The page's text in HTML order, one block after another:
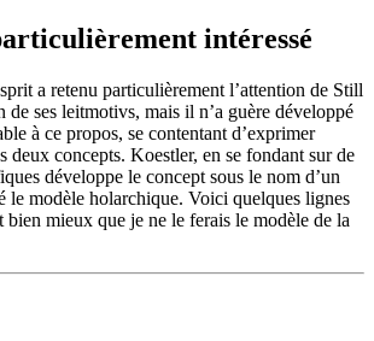
intéressé
a retenu particulièrement l’attention de Still
de ses leitmotivs, mais il n’a guère développé
à ce propos, se contentant d’exprimer
deux concepts. Koestler, en se fondant sur de
développe le concept sous le nom d’un
le modèle holarchique. Voici quelques lignes
mieux que je ne le ferais le modèle de la